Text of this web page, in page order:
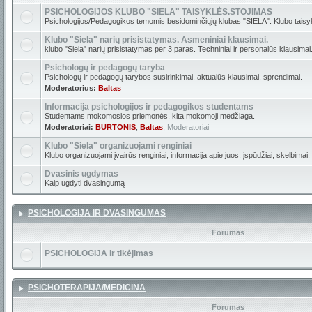
PSICHOLOGIJOS KLUBO "SIELA" TAISYKLĖS.STOJIMAS
Psichologijos/Pedagogikos temomis besidominčiųjų klubas "SIELA". Klubo
Klubo "Siela" narių prisistatymas. Asmeniniai klausimai.
klubo "Siela" narių prisistatymas per 3 paras. Techniniai ir personalūs klausimai.
Psichologų ir pedagogų taryba
Psichologų ir pedagogų tarybos susirinkimai, aktualūs klausimai, sprendimai.
Moderatorius: Baltas
Informacija psichologijos ir pedagogikos studentams
Studentams mokomosios priemonės, kita mokomoji medžiaga.
Moderatoriai: BURTONIS Baltas Moderatoriai
Klubo "Siela" organizuojami renginiai
Klubo organizuojami įvairūs renginiai, informacija apie juos, įspūdžiai, skelbimai.
Dvasinis ugdymas
Kaip ugdyti dvasingumą
PSICHOLOGIJA IR DVASINGUMAS
Forumas
PSICHOLOGIJA ir tikėjimas
PSICHOTERAPIJA/MEDICINA
Forumas